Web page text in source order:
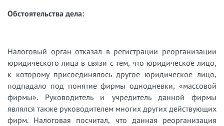
Обстоятельства дела:
Налоговый орган отказал в регистрации реорганизации
юридического лица в связи с тем, что юридическое лицо,
к которому присоединялось другое юридическое лицо,
подпадало под понятие фирмы однодневки, «массовой
фирмы». Руководитель и учредитель данной фирмы
являлся также руководителем многих других действующих
фирм. Налоговая посчитал, что данная реорганизация